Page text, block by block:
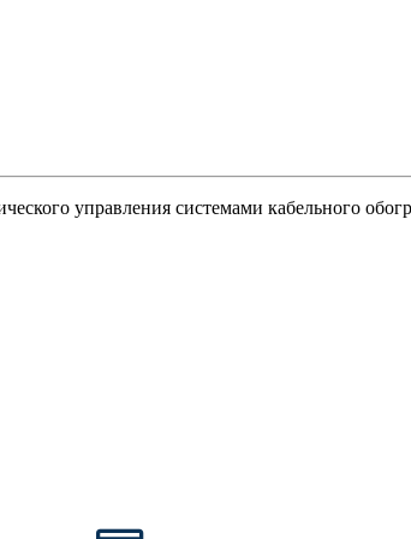
управления системами кабельного